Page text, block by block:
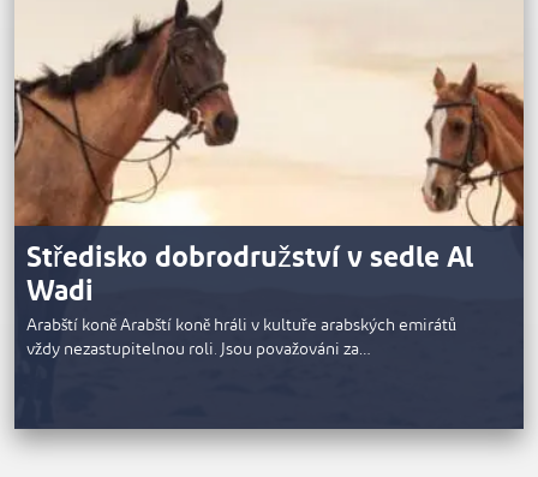
Středisko dobrodružství v sedle Al
Wadi
Arabští koně Arabští koně hráli v kultuře arabských emirátů
vždy nezastupitelnou roli. Jsou považováni za…